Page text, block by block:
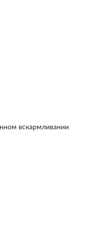
вскармливании